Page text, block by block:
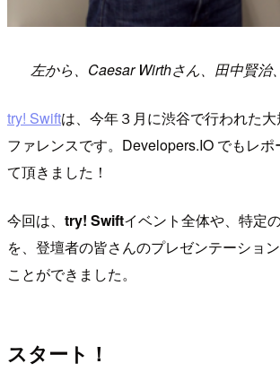
左から、Caesar Wirthさん、田中賢治
try! Swiftは、今年３月に渋谷で行われた
ファレンスです。Developers.IO でもレ
て頂きました！
今回は、 try! Swiftイベント全体や、特定
を、登壇者の皆さんのプレゼンテーショ
ことができました。
スタート！